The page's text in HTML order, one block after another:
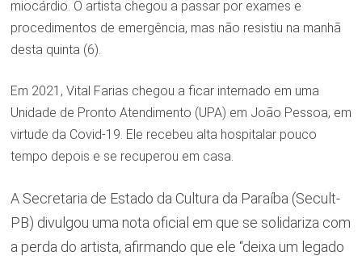
miocárdio. O artista chegou a passar por exames e
procedimentos de emergência, mas não resistiu na manhã
desta quinta (6).
Em 2021, Vital Farias chegou a ficar internado em uma
Unidade de Pronto Atendimento (UPA) em João Pessoa, em
virtude da Covid-19. Ele recebeu alta hospitalar pouco
tempo depois e se recuperou em casa.
A Secretaria de Estado da Cultura da Paraíba (Secult-
PB) divulgou uma nota oficial em que se solidariza com
a perda do artista, afirmando que ele “deixa um legado